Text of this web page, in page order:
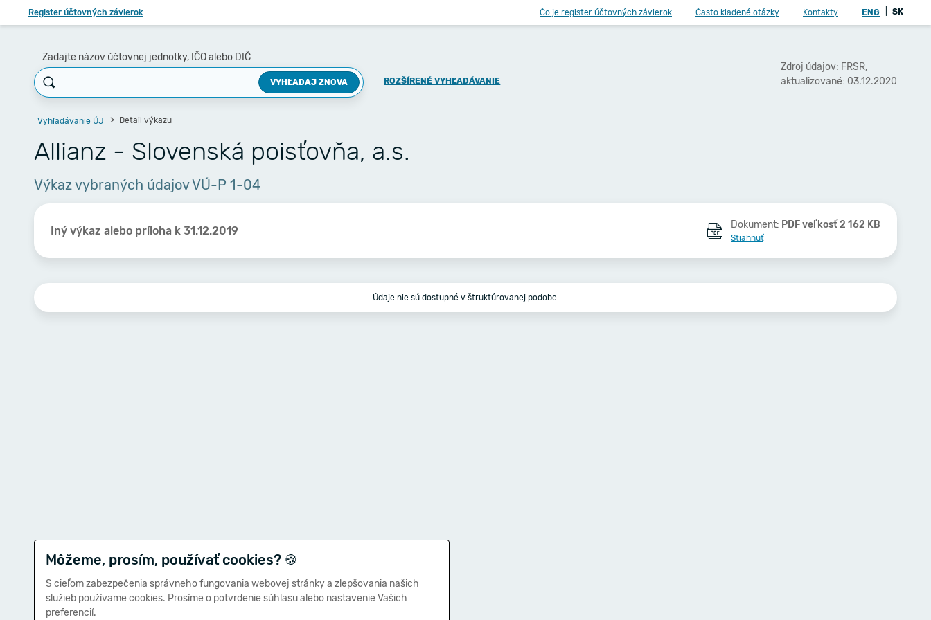
Register účtovných závierok Čo je register účtovných závierok Často kladené otázky Kontakty ENG SK
Zadajte názov účtovnej jednotky, IČO alebo DIČ
VYHĽADAJ ZNOVA ROZŠÍRENÉ VYHĽADÁVANIE
Zdroj údajov: FRSR,
aktualizované: 03.12.2020
Vyhľadávanie ÚJ Detail výkazu
Allianz - Slovenská poisťovňa, a.s.
Výkaz vybraných údajov VÚ-P 1-04
Iný výkaz alebo príloha k 31.12.2019 Dokument: PDF veľkosť 2 162 KB
Stiahnuť
Údaje nie sú dostupné v štruktúrovanej podobe.
Môžeme, prosím, používať cookies? 🍪
S cieľom zabezpečenia správneho fungovania webovej stránky a zlepšovania našich
služieb používame cookies. Prosíme o potvrdenie súhlasu alebo nastavenie Vašich
preferencií.